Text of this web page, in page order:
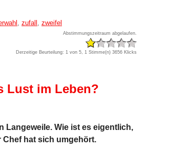
, zufall , zweifel
Abstimmungszeitraum abgelaufen.
Derzeitige Beurteilung: 1 von 5, 1 Stimme(n) 3656 Klicks
Lust im Leben?
Langeweile. Wie ist es eigentlich,
hat sich umgehört.